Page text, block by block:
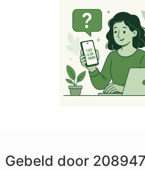
Gebeld door